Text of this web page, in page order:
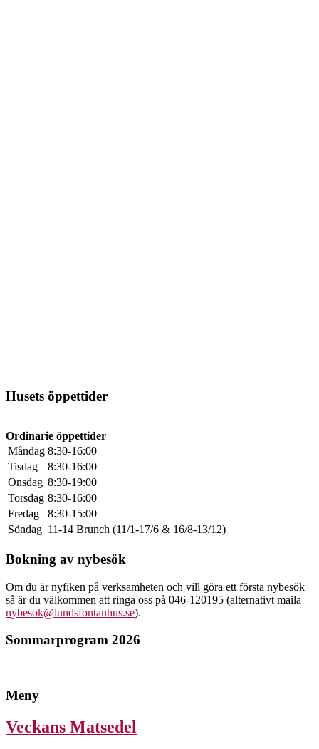
Husets öppettider
Ordinarie öppettider
Måndag 8:30-16:00
Tisdag
8:30-16:00
Onsdag 8:30-19:00
Torsdag 8:30-16:00
Fredag
8:30-15:00
Söndag 11-14 Brunch (11/1-17/6 & 16/8-13/12)
Bokning av nybesök
Om du är nyfiken på verksamheten och vill göra ett första nybesök
så är du välkommen att ringa oss på 046-120195 (alternativt maila
nybesok@lundsfontanhus.se).
Sommarprogram 2026
Meny
Veckans Matsedel